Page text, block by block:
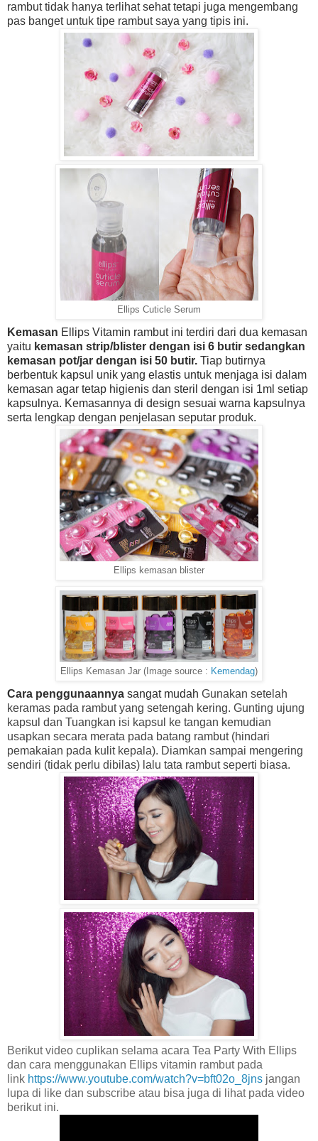
rambut tidak hanya terlihat sehat tetapi juga mengembang
pas banget untuk tipe rambut saya yang tipis ini.
Ellips Cuticle Serum
Kemasan Ellips Vitamin rambut ini terdiri dari dua kemasan
yaitu kemasan strip/blister dengan isi 6 butir sedangkan
kemasan pot/jar dengan isi 50 butir. Tiap butirnya
berbentuk kapsul unik yang elastis untuk menjaga isi dalam
kemasan agar tetap higienis dan steril dengan isi 1ml setiap
kapsulnya. Kemasannya di design sesuai warna kapsulnya
serta lengkap dengan penjelasan seputar produk.
Ellips kemasan blister
Ellips Kemasan Jar (Image source : Kemendag)
Cara penggunaannya sangat mudah Gunakan setelah
keramas pada rambut yang setengah kering. Gunting ujung
kapsul dan Tuangkan isi kapsul ke tangan kemudian
usapkan secara merata pada batang rambut (hindari
pemakaian pada kulit kepala). Diamkan sampai mengering
sendiri (tidak perlu dibilas) lalu tata rambut seperti biasa.
Berikut video cuplikan selama acara Tea Party With Ellips
dan cara menggunakan Ellips vitamin rambut pada
link https://www.youtube.com/watch?v=bft02o_8jns jangan
lupa di like dan subscribe atau bisa juga di lihat pada video
berikut ini.